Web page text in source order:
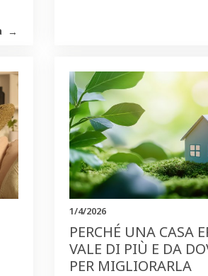
1/4/2026
PERCHÉ UNA CASA
VALE DI PIÙ E DA
PER MIGLIORARLA